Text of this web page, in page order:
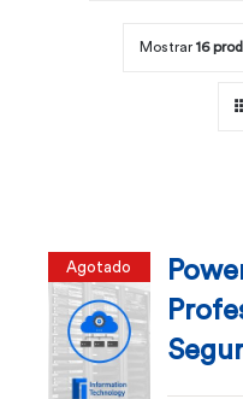
Mostrar 16
Agotado